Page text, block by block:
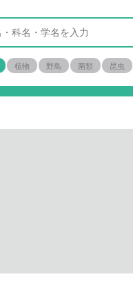
植物 野鳥 菌類 昆虫